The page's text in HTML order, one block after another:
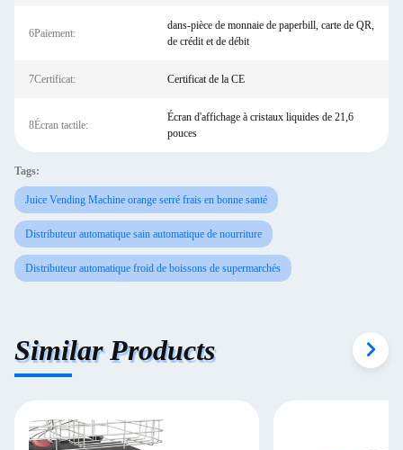
6Paiement:
dans-pièce de monnaie de paperbill, carte de QR,
de crédit et de débit
7Certificat: Certificat de la CE
8Écran tactile:
Écran d'affichage à cristaux liquides de 21,6
pouces
Tags:
Juice Vending Machine orange serré frais en bonne santé
Distributeur automatique sain automatique de nourriture
Distributeur automatique froid de boissons de supermarchés
Similar Products